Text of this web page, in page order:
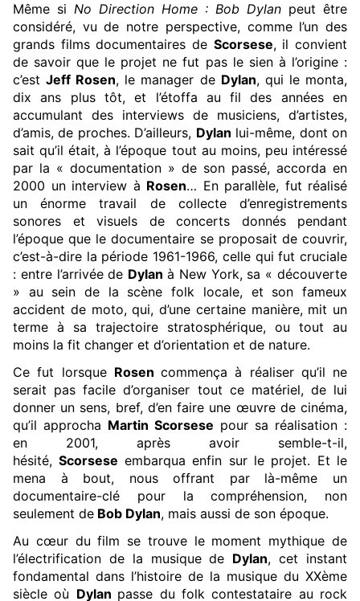
Même si No Direction Home : Bob Dylan peut être
considéré, vu de notre perspective, comme l’un des
grands films documentaires de Scorsese, il convient
de savoir que le projet ne fut pas le sien à l’origine :
c’est Jeff Rosen, le manager de Dylan, qui le monta,
dix ans plus tôt, et l’étoffa au fil des années en
accumulant des interviews de musiciens, d’artistes,
d’amis, de proches. D’ailleurs, Dylan lui-même, dont on
sait qu’il était, à l’époque tout au moins, peu intéressé
par la « documentation » de son passé, accorda en
2000 un interview à Rosen… En parallèle, fut réalisé
un énorme travail de collecte d’enregistrements
sonores et visuels de concerts donnés pendant
l’époque que le documentaire se proposait de couvrir,
c’est-à-dire la période 1961-1966, celle qui fut cruciale
: entre l’arrivée de Dylan à New York, sa « découverte
» au sein de la scène folk locale, et son fameux
accident de moto, qui, d’une certaine manière, mit un
terme à sa trajectoire stratosphérique, ou tout au
moins la fit changer et d’orientation et de nature.
Ce fut lorsque Rosen commença à réaliser qu’il ne
serait pas facile d’organiser tout ce matériel, de lui
donner un sens, bref, d’en faire une œuvre de cinéma,
qu’il approcha Martin Scorsese pour sa réalisation :
en 2001, après avoir semble-t-il,
hésité, Scorsese embarqua enfin sur le projet. Et le
mena à bout, nous offrant par là-même un
documentaire-clé pour la compréhension, non
seulement de Bob Dylan, mais aussi de son époque.
Au cœur du film se trouve le moment mythique de
l’électrification de la musique de Dylan, cet instant
fondamental dans l’histoire de la musique du XXème
siècle où Dylan passe du folk contestataire au rock